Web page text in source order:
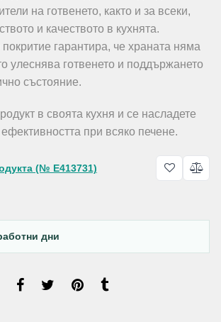
на готвенето, както и за всеки,
и качеството в кухнята.
гарантира, че храната няма
улеснява готвенето и поддържането
състояние.
в своята кухня и се насладете
при всяко печене.
(№ E413731)
дни